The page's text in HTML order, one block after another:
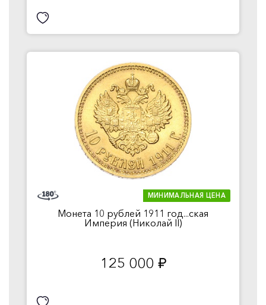
МИНИМАЛЬНАЯ ЦЕНА
Монета 10 рублей 1911 год...ская
Империя (Николай II)
125 000 руб.